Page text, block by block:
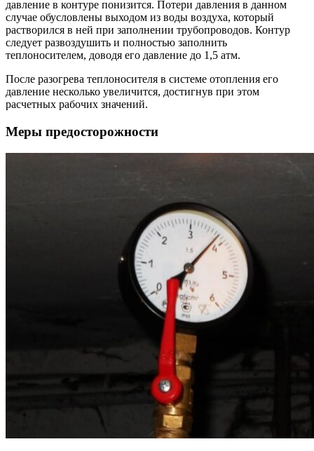
давление в контуре понизится. Потери давления в данном
случае обусловлены выходом из воды воздуха, который
растворился в ней при заполнении трубопроводов. Контур
следует развоздушить и полностью заполнить
теплоносителем, доводя его давление до 1,5 атм.
После разогрева теплоносителя в системе отопления его
давление несколько увеличится, достигнув при этом
расчетных рабочих значений.
Меры предосторожности